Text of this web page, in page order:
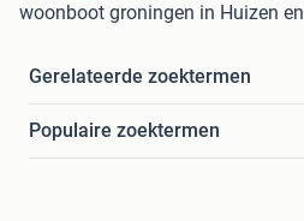
woonboot groningen in Huizen
Gerelateerde zoektermen
Populaire zoektermen